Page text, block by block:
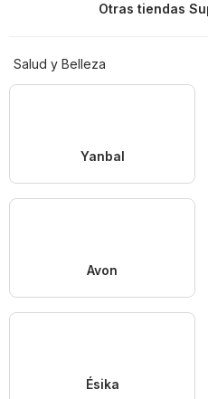
Otras tiendas
Salud y Belleza
Yanbal
Avon
Ésika